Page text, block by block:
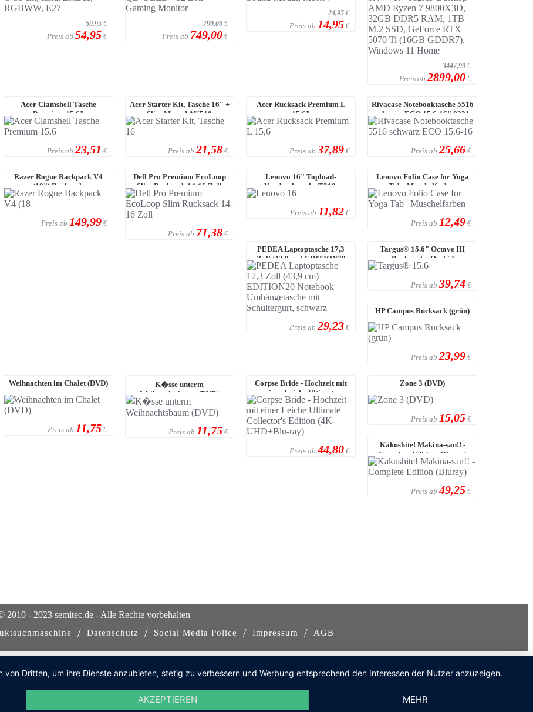
59,95€
Preis ab 54,95 €
799,00 €
Preis ab 749,00 €
24,95 €
Preis ab 14,95 €
3447,99 €
Preis ab 2899,00 €
Acer Clamshell Tasche
Premium 15,6"
Preis ab 23,51 €
Acer Starter Kit, Tasche 16" +
Slim Maus AAK510
Preis ab 21,58 €
Acer Rucksack Premium L
15,6"
Preis ab 37,89 €
Rivacase Notebooktasche 5516
schwarz ECO 15.6-16" 8231
Schwarz
Preis ab 25,66 €
Razer Rogue Backpack V4
(18") Rucksack
Preis ab 149,99€
Dell Pro Premium EcoLoop
Slim Rucksack 14-16 Zoll
Preis ab 71,38 €
Lenovo 16" Topload-
Notebooktasche T210,
Schwarz (ECO)
Preis ab 11,82 €
Lenovo Folio Case for Yoga
Tab | Muschelfarben
Preis ab 12,49 €
PEDEA Laptoptasche 17,3
Zoll (43,9 cm) EDITION20
Notebook Umhäng ...
Preis ab 29,23 €
Targus® 15.6" Octave III
Backpack - Orchid
Preis ab 39,74 €
HP Campus Rucksack (grün)
Preis ab 23,99 €
Weihnachten im Chalet (DVD)
Preis ab 11,75 €
K�sse unterm
Weihnachtsbaum (DVD)
Preis ab 11,75 €
Corpse Bride - Hochzeit mit
einer Leiche Ultimate
Collector's ...
Preis ab 44,80 €
Zone 3 (DVD)
Preis ab 15,05 €
Kakushite! Makina-san!! -
Complete Edition (Bluray)
Preis ab 49,25 €
2010 - 2023 semitec.de - Alle Rechte vorbehalten
/ Datenschutz / Social Media Police / Impressum / AGB
von Dritten, um ihre Dienste anzubieten, stetig zu verbessern und Werbung entsprechend den Interessen der Nutzer anzuzeigen.
AKZEPTIEREN MEHR